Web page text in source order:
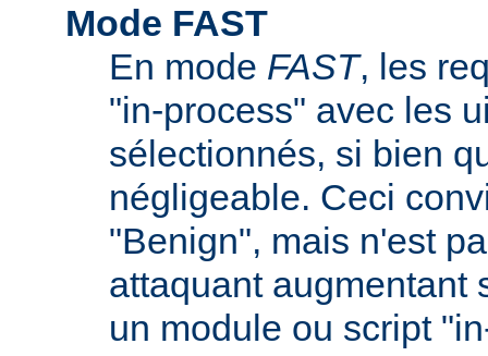
Mode FAST
En mode FAST, les
"in-process" avec les
sélectionnés, si bien
négligeable. Ceci
"Benign", mais n'est
attaquant augmentant
un module ou script